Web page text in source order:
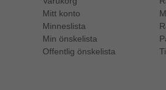
Mitt konto
Minneslista
Min önskelista
Offentlig önskelista